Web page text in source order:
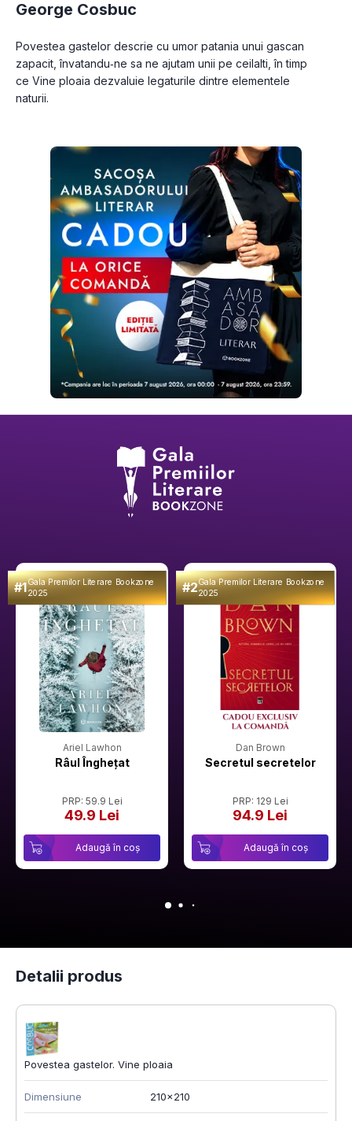
George Cosbuc
Povestea gastelor descrie cu umor patania unui gascan
zapacit, învatandu‑ne sa ne ajutam unii pe ceilalti, în timp
ce Vine ploaia dezvaluie legaturile dintre elementele
#1Gala Premilor Literare Bookzone
2025
Ariel Lawhon
Râul Înghețat
PRP: 59.9 Lei
49.9 Lei
Adaugă în coș
#2Gala Premilor Literare Bookzone
2025
Dan Brown
Secretul secretelor
PRP: 129 Lei
94.9 Lei
Adaugă în coș
Detalii produs
Povestea gastelor. Vine ploaia
Dimensiune 210x210